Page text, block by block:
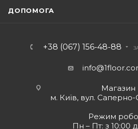
ДОПОМОГА
+38 (067) 156-48-88
Магазин
м. Київ, вул. Саперно-
Режим
Пн – Пт: з 10:00